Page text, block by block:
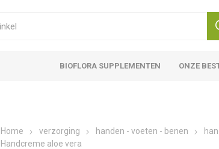
BIOFLORA SUPPLEMENTEN ONZE
Home verzorging handen - voeten - benen
Handcreme aloe vera